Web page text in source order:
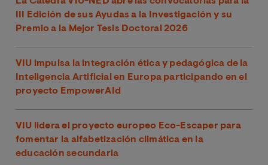
III Edición de sus Ayudas a la Investigación y su
Premio a la Mejor Tesis Doctoral 2026
VIU impulsa la integración ética y pedagógica de la
Inteligencia Artificial en Europa participando en el
proyecto EmpowerAId
VIU lidera el proyecto europeo Eco-Escaper para
fomentar la alfabetización climática en la
educación secundaria